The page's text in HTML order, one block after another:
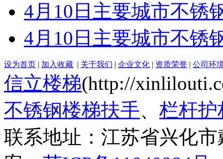
4月10日主要城市不锈
4月10日主要城市不锈
设为首页 | 加入收藏 | 关于我们 | 企业文化 | 资质荣誉 | 公司环
信立楼梯(http://
不锈钢楼梯扶手、 栏杆护
联系地址：江苏省兴化